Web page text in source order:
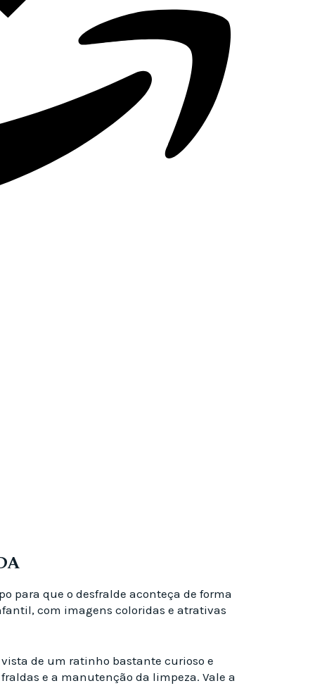
para que o desfralde aconteça de forma
com imagens coloridas e atrativas
de um ratinho bastante curioso e
e a manutenção da limpeza. Vale a